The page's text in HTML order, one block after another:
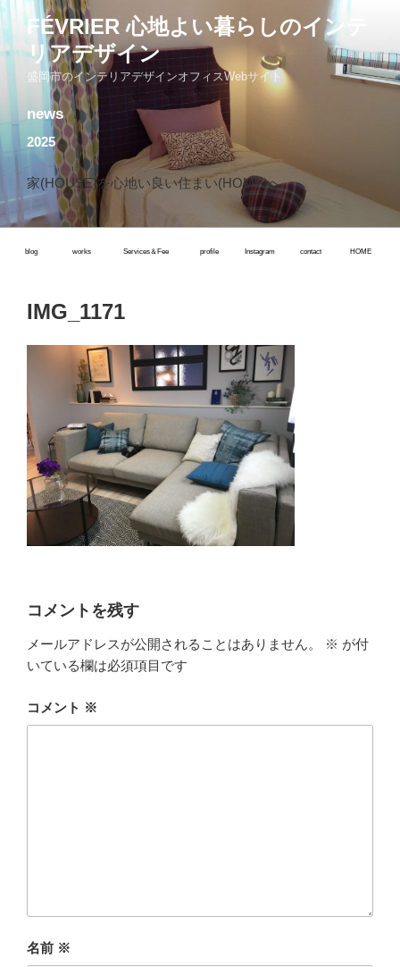
コ
ン
テ
プ
FÉVRIER 心地よい暮らしのインテ
リアデザイン
盛岡市のインテリアデザインオフィスWebサイト
news
2025
家(HOUSE)を心地い良い住まい(HOME)へ
blog works Services＆Fee profile Instagram contact HOME
IMG_1171
コメントを残す
メールアドレスが公開されることはありません。 ※ が付
いている欄は必須項目です
コメント ※
名前 ※